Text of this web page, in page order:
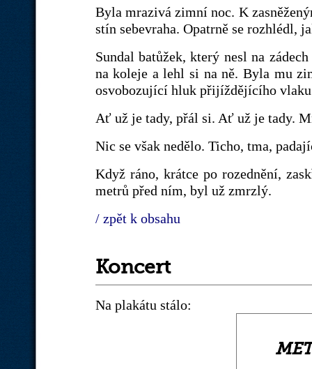
Byla mrazivá zimní noc. K
stín sebevraha. Opatrně se rozhlédl,
Sundal batůžek, který nesl na
na koleje a lehl si na ně. Byla mu
osvobozující hluk přijíždějícího
Ať už je tady, přál si. Ať už je tady.
Nic se však nedělo. Ticho, tma,
Když ráno, krátce po rozednění,
metrů před ním, byl už zmrzlý.
/ zpět k obsahu
Koncert
Na plakátu stálo: